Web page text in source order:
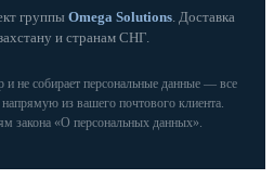
группы Omega Solutions. Доставка
и странам СНГ.
и не собирает персональные данные — все
из вашего почтового клиента.
закона «О персональных данных».